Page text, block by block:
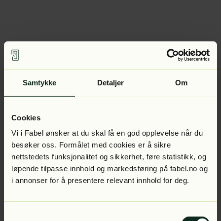
Samtykke Detaljer Om
Cookies
Vi i Fabel ønsker at du skal få en god opplevelse når du
besøker oss. Formålet med cookies er å sikre
nettstedets funksjonalitet og sikkerhet, føre statistikk, og
løpende tilpasse innhold og markedsføring på fabel.no og
i annonser for å presentere relevant innhold for deg.